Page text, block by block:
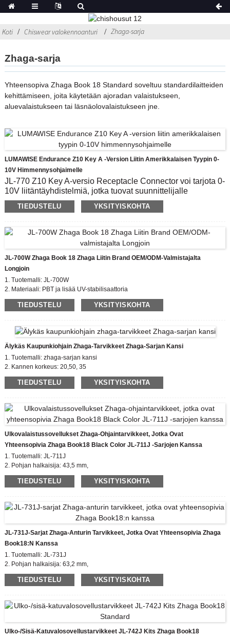
Koti Chiswear valokennoanturi Zhaga-sarja
Zhaga-sarja
Yhteensopiva Zhaga Book 18 Standard soveltuu standardilaitteiden
kehittämiseen, joita käytetään ajoradan valaistukseen,
aluevalaistukseen tai läsnäolovalaistukseen jne.
LUMAWISE Endurance Z10 Key A -version Liitin Amerikkalaisen Tyypin 0-
10V Himmennysohjaimelle
JL-770 Z10 Key A-versio Receptacle Connector voi tarjota 0-
10V liitäntäyhdistelmiä, jotka tuovat suunnittelijalle
joustavuutta ja erottuvuutta.Se on täydellinen käytettäväksi
Advanced Controller Module -moduulilla, joka sisältää
ympäristötietojen keräämiseen tai IoT-viestintäliittimen
valaisimen ja verkon välillä tyypillisen tiedonsiirron
välineenä.
Malli: JL-770 Saastumisaste:2
Nimellisimpulssijännite: 0,8 KV
IK09-luokitus
IP66-tiivistys Käsityörakenne (lisävaruste)
valinnainen
TIEDUSTELU YKSITYISKOHTA
JL-700W Zhaga Book 18 Zhaga Liitin Brand OEM/ODM-Valmistajalta
Longjoin
1. Tuotemalli: JL-700W
2. Materiaali: PBT ja lisää UV-stabilisaattoria
3. Johdinmittari: valinnainen mukauttaminen
4. Nimellisimpulssijännite: 0.8kv
TIEDUSTELU YKSITYISKOHTA
Älykäs Kaupunkiohjain Zhaga-Tarvikkeet Zhaga-Sarjan Kansi
1. Tuotemalli: zhaga-sarjan kansi
2. Kannen korkeus: 20,50, 35
3. Todistus: EU zhaga, CE
4. Yhteensopiva standardi: zhaga book18
TIEDUSTELU YKSITYISKOHTA
Ulkovalaistussovellukset Zhaga-Ohjaintarvikkeet, Jotka Ovat
Yhteensopivia Zhaga Book18 Black Color JL-711J -sarjojen Kanssa
1. Tuotemalli: JL-711J
2. Pohjan halkaisija: 43,5 mm,
Zhaga Kannen korkeus: 35 mm
3. Todistus: EU zhaga, CE
5. Yhteensopiva standardi: zhaga book18
TIEDUSTELU YKSITYISKOHTA
JL-731J-Sarjat Zhaga-Anturin Tarvikkeet, Jotka Ovat Yhteensopivia Zhaga
Book18:n Kanssa
1. Tuotemalli: JL-731J
2. Pohjan halkaisija: 63,2 mm,
Zhaga Kannen korkeus: 50 mm
3. Todistus: EU zhaga, CE
5. Yhteensopiva standardi: zhaga book18
TIEDUSTELU YKSITYISKOHTA
Ulko-/sisä-Katuvalosovellustarvikkeet JL-742J Kits Zhaga Book18